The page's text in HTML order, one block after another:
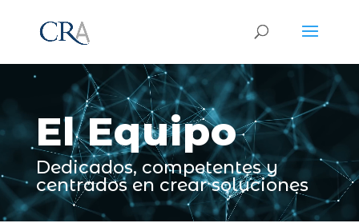
El Equipo
Dedicados, competentes y
centrados en crear soluciones